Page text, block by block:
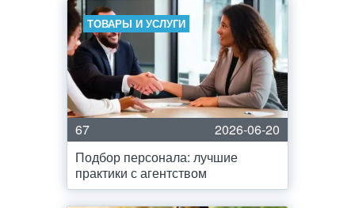
ТОВАРЫ И УСЛУГИ
67
2026-06-20
Подбор персонала: лучшие
практики с агентством